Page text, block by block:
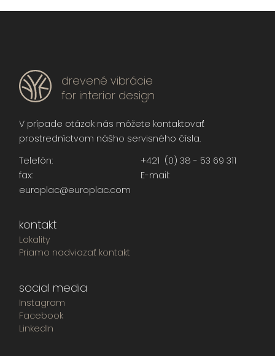
drevené vibrácie
for interior design
V prípade otázok nás môžete kontaktovať
prostredníctvom nášho servisného čísla.
Telefón:
+421 (0) 38 - 53 69 311
fax:
E-mail:
europlac@europlac.com
kontakt
Lokality
Priamo nadviazať kontakt
social media
Instagram
Facebook
LinkedIn